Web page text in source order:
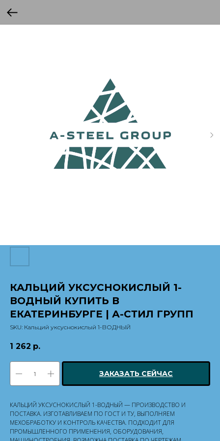
КАЛЬЦИЙ УКСУСНОКИСЛЫЙ 1-
ВОДНЫЙ КУПИТЬ В
ЕКАТЕРИНБУРГЕ | А-СТИЛ ГРУПП
SKU: Кальций уксуснокислый 1-ВОДНЫЙ
1 262 р.
ЗАКАЗАТЬ СЕЙЧАС
КАЛЬЦИЙ УКСУСНОКИСЛЫЙ 1-ВОДНЫЙ — ПРОИЗВОДСТВО И
ПОСТАВКА. ИЗГОТАВЛИВАЕМ ПО ГОСТ И ТУ, ВЫПОЛНЯЕМ
МЕХОБРАБОТКУ И КОНТРОЛЬ КАЧЕСТВА. ПОДХОДИТ ДЛЯ
ПРОМЫШЛЕННОГО ПРИМЕНЕНИЯ, ОБОРУДОВАНИЯ,